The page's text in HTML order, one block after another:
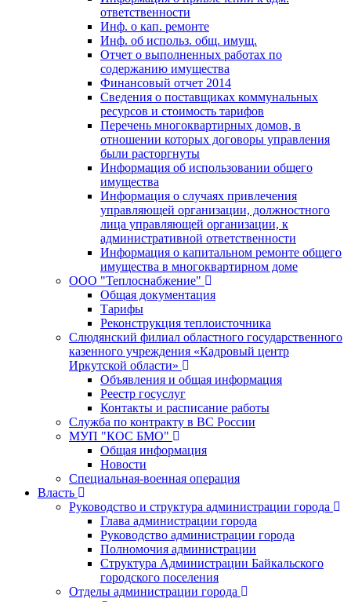
ответственности
Инф. о кап. ремонте
Инф. об использ. общ. имущ.
Отчет о выполненных работах по
содержанию имущества
Финансовый отчет 2014
Сведения о поставщиках коммунальных
ресурсов и стоимость тарифов
Перечень многоквартирных домов, в
отношении которых договоры управления
были расторгнуты
Информация об использовании общего
имущества
Информация о случаях привлечения
управляющей организации, должностного
лица управляющей организации, к
административной ответственности
Информация о капитальном ремонте общего
имущества в многоквартирном доме
ООО "Теплоснабжение"
Общая документация
Тарифы
Реконструкция теплоисточника
Слюдянский филиал областного государственного
казенного учреждения «Кадровый центр
Иркутской области»
Объявления и общая информация
Реестр госуслуг
Контакты и расписание работы
Служба по контракту в ВС России
МУП "КОС БМО"
Общая информация
Новости
Специальная-военная операция
Власть
Руководство и структура администрации города
Глава администрации города
Руководство администрации города
Полномочия администрации
Структура Администрации Байкальского
городского поселения
Отделы администрации города